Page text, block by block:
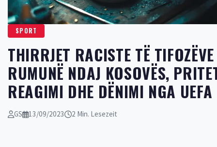
SPORT
THIRRJET RACISTE TË TIFOZËVE
RUMUNË NDAJ KOSOVËS,
REAGIMI DHE DËNIMI NGA UEFA
GS 13/09/2023 2 Min. Lesezeit